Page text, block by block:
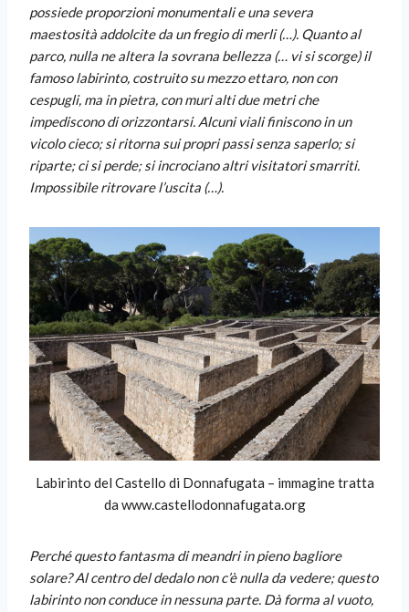
possiede proporzioni monumentali e una severa
maestosità addolcite da un fregio di merli (…). Quanto al
parco, nulla ne altera la sovrana bellezza (… vi si scorge) il
famoso labirinto, costruito su mezzo ettaro, non con
cespugli, ma in pietra, con muri alti due metri che
impediscono di orizzontarsi. Alcuni viali finiscono in un
vicolo cieco; si ritorna sui propri passi senza saperlo; si
riparte; ci si perde; si incrociano altri visitatori smarriti.
Impossibile ritrovare l’uscita (…).
Labirinto del Castello di Donnafugata – immagine tratta
da www.castellodonnafugata.org
Perché questo fantasma di meandri in pieno bagliore
solare? Al centro del dedalo non c’è nulla da vedere; questo
labirinto non conduce in nessuna parte. Dà forma al vuoto,